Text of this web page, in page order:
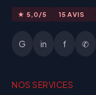
★ 5,0/5 15 AVIS
G in f ✆
NOS SERVICES